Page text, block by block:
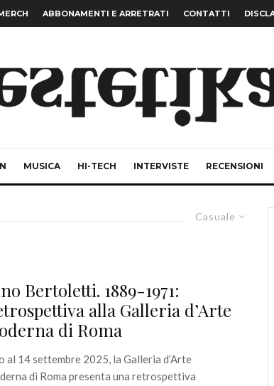
ABBONAMENTI E ARRETRATI CONTATTI
MUSICA HI-TECH INTERVISTE RECENSIONI
Casuale
Bertoletti. 1889-1971:
alla Galleria d’Arte
di Roma
al 14 settembre 2025, la Galleria d’Arte
di Roma presenta una retrospettiva